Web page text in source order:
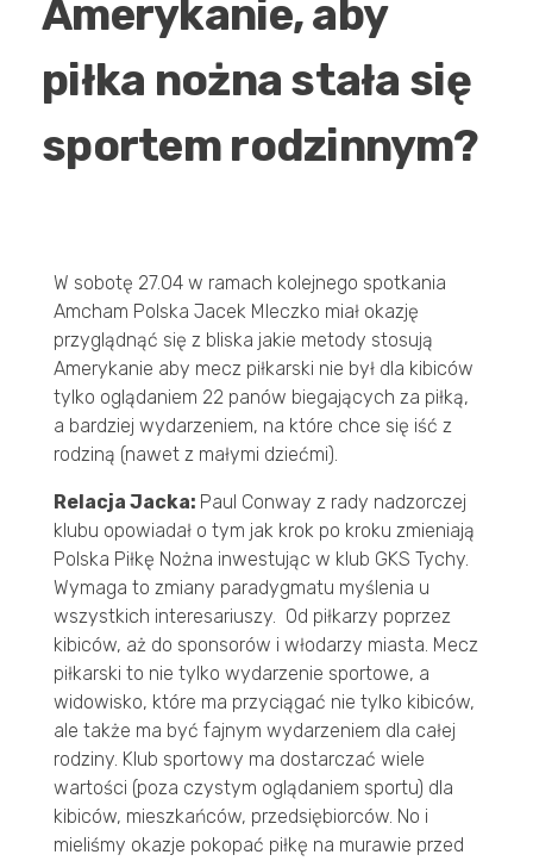
REALIZACJE
Amerykanie, aby
piłka nożna stała się
sportem rodzinnym?
W sobotę 27.04 w ramach kolejnego spotkania
Amcham Polska Jacek Mleczko miał okazję
przyglądnąć się z bliska jakie metody stosują
Amerykanie aby mecz piłkarski nie był dla kibiców
tylko oglądaniem 22 panów biegających za piłką,
a bardziej wydarzeniem, na które chce się iść z
rodziną (nawet z małymi dziećmi).
Relacja Jacka: Paul Conway z rady nadzorczej
klubu opowiadał o tym jak krok po kroku zmieniają
Polska Piłkę Nożna inwestując w klub GKS Tychy.
Wymaga to zmiany paradygmatu myślenia u
wszystkich interesariuszy. Od piłkarzy poprzez
kibiców, aż do sponsorów i włodarzy miasta. Mecz
piłkarski to nie tylko wydarzenie sportowe, a
widowisko, które ma przyciągać nie tylko kibiców,
ale także ma być fajnym wydarzeniem dla całej
rodziny. Klub sportowy ma dostarczać wiele
wartości (poza czystym oglądaniem sportu) dla
kibiców, mieszkańców, przedsiębiorców. No i
mieliśmy okazje pokopać piłkę na murawie przed